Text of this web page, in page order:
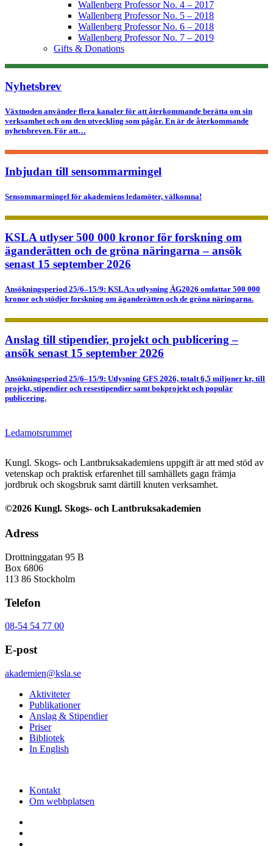
Wallenberg Professor No. 4 – 2017
Wallenberg Professor No. 5 – 2018
Wallenberg Professor No. 6 – 2018
Wallenberg Professor No. 7 – 2019
Gifts & Donations
Nyhetsbrev
Växtnoden använder flera kanaler för att återkommande berätta om sin
verksamhet och om den utveckling som pågår. En är de återkommande
nyhetsbreven. För att…
Inbjudan till sensommarmingel
Sensommarmingel för akademiens ledamöter, välkomna!
KSLA utlyser 500 000 kronor för forskning om
äganderätten och de gröna näringarna – ansök
senast 15 september 2026
Ansökningsperiod 25/6–15/9: KSLA:s utlysning ÄG2026 omfattar 500 000
kronor och stödjer forskning om äganderätten och de gröna näringarna.
Anslag till stipendier, projekt och publicering –
ansök senast 15 september 2026
Ansökningsperiod 25/6–15/9: Utlysning GFS 2026, totalt 6,5 miljoner kr, till
projekt, stipendier och resestipendier samt bokprojekt och populär
publicering.
Ledamotsrummet
Kungl. Skogs- och Lantbruksakademiens uppgift är att med stöd av
vetenskap och praktisk erfarenhet till samhällets gagn främja
jordbruk och skogsbruk samt därtill knuten verksamhet.
©2026 Kungl. Skogs- och Lantbruksakademien
Adress
Drottninggatan 95 B
Box 6806
113 86 Stockholm
Telefon
08-54 54 77 00
E-post
akademien@ksla.se
Aktiviteter
Publikationer
Anslag & Stipendier
Priser
Bibliotek
In English
Kontakt
Om webbplatsen